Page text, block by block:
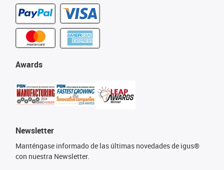
Awards
Newsletter
Manténgase informado de las últimas novedades de igus®
con nuestra Newsletter.